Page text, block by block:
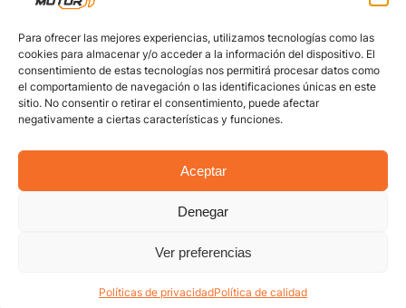
Para ofrecer las mejores experiencias, utilizamos tecnologías como las
cookies para almacenar y/o acceder a la información del dispositivo. El
consentimiento de estas tecnologías nos permitirá procesar datos como
el comportamiento de navegación o las identificaciones únicas en este
sitio. No consentir o retirar el consentimiento, puede afectar
negativamente a ciertas características y funciones.
Aceptar
Denegar
Ver preferencias
Políticas de privacidadPolítica de calidad
Copyright © 2026 Grupo Motor S.A.S. Todos los
Políticas de privacidad
Política de devoluciones y/o reembolsos
Términos y Condiciones